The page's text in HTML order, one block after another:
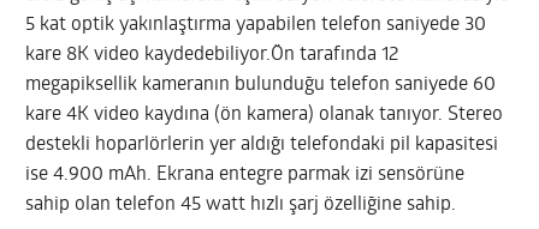
5 kat optik yakınlaştırma yapabilen telefon saniyede 30
kare 8K video kaydedebiliyor.Ön tarafında 12
megapiksellik kameranın bulunduğu telefon saniyede 60
kare 4K video kaydına (ön kamera) olanak tanıyor. Stereo
destekli hoparlörlerin yer aldığı telefondaki pil kapasitesi
ise 4.900 mAh. Ekrana entegre parmak izi sensörüne
sahip olan telefon 45 watt hızlı şarj özelliğine sahip.